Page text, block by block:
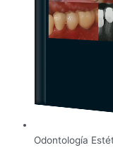
Odontología